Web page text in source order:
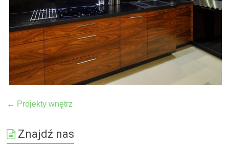
← Projekty wnętrz
Znajdź nas